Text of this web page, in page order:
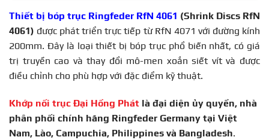
Thiết bị bóp trục Ringfeder RfN 4061 (Shrink Discs RfN
4061) được phát triển trực tiếp từ RfN 4071 với đường kính
200mm. Đây là loại thiết bị bóp trục phổ biến nhất, có giá
trị truyền cao và thay đổi mô-men xoắn siết vít và được
điều chỉnh cho phù hợp với đặc điểm kỹ thuật.
Khớp nối trục Đại Hồng Phát là đại diện ủy quyền, nhà
phân phối chính hãng Ringfeder Germany tại Việt
Nam, Lào, Campuchia, Philippines và Bangladesh.